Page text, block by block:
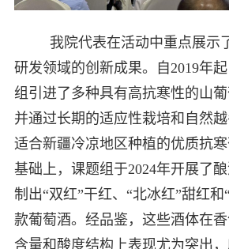
我院代表在活动中重点展示
研发领域的创新成果。自2019年
组引进了多种具有高抗寒性的山葡
并通过长期的适应性栽培和自然
适合新疆冷凉地区种植的优质抗
基础上，课题组于2024年开展了
制出“双红”干红、“北冰红”甜红
款葡萄酒。经品鉴，这些酒体在
含量和酸度结构上表现尤为突出